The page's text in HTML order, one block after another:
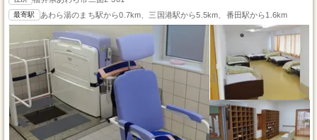
最寄駅 あわら湯のまち駅から0.7km、三国港駅から5.5km、番田駅から1.6km